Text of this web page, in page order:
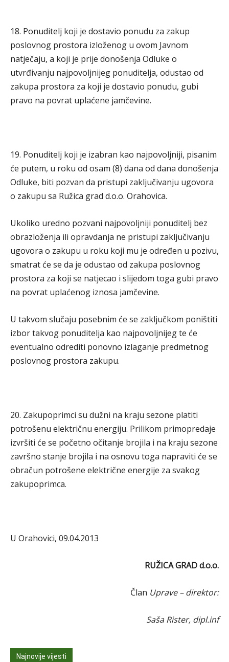
18. Ponuditelj koji je dostavio ponudu za zakup
poslovnog prostora izloženog u ovom Javnom
natječaju, a koji je prije donošenja Odluke o
utvrđivanju najpovoljnijeg ponuditelja, odustao od
zakupa prostora za koji je dostavio ponudu, gubi
pravo na povrat uplaćene jamčevine.
19. Ponuditelj koji je izabran kao najpovoljniji, pisanim
će putem, u roku od osam (8) dana od dana donošenja
Odluke, biti pozvan da pristupi zaključivanju ugovora
o zakupu sa Ružica grad d.o.o. Orahovica.
Ukoliko uredno pozvani najpovoljniji ponuditelj bez
obrazloženja ili opravdanja ne pristupi zaključivanju
ugovora o zakupu u roku koji mu je određen u pozivu,
smatrat će se da je odustao od zakupa poslovnog
prostora za koji se natjecao i slijedom toga gubi pravo
na povrat uplaćenog iznosa jamčevine.
U takvom slučaju posebnim će se zaključkom poništiti
izbor takvog ponuditelja kao najpovoljnijeg te će
eventualno odrediti ponovno izlaganje predmetnog
poslovnog prostora zakupu.
20. Zakupoprimci su dužni na kraju sezone platiti
potrošenu električnu energiju. Prilikom primopredaje
izvršiti će se početno očitanje brojila i na kraju sezone
završno stanje brojila i na osnovu toga napraviti će se
obračun potrošene električne energije za svakog
zakupoprimca.
U Orahovici, 09.04.2013
RUŽICA GRAD d.o.o.
Član Uprave – direktor:
Saša Rister, dipl.inf
Najnovije vijesti